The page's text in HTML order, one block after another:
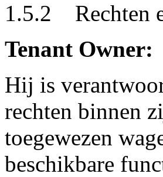
1.5.2 Rechten
Tenant Owner:
Hij is
rechten binnen
toegewezen
beschikbare